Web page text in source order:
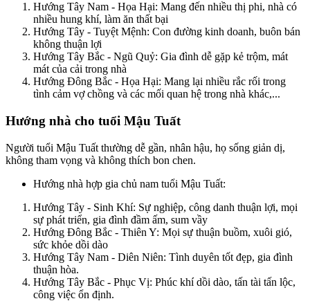
Hướng Tây Nam - Họa Hại: Mang đến nhiều thị phi, nhà có
nhiều hung khí, làm ăn thất bại
Hướng Tây - Tuyệt Mệnh: Con đường kinh doanh, buôn bán
không thuận lợi
Hướng Tây Bắc - Ngũ Quỷ: Gia đình dễ gặp kẻ trộm, mát
mát của cải trong nhà
Hướng Đông Bắc - Họa Hại: Mang lại nhiều rắc rối trong
tình cảm vợ chồng và các mối quan hệ trong nhà khác,...
Hướng nhà cho tuổi Mậu Tuất
Người tuổi Mậu Tuất thường dễ gần, nhân hậu, họ sống giản dị,
không tham vọng và không thích bon chen.
Hướng nhà hợp gia chủ nam tuổi Mậu Tuất:
Hướng Tây - Sinh Khí: Sự nghiệp, công danh thuận lợi, mọi
sự phát triển, gia đình đầm ấm, sum vầy
Hướng Đông Bắc - Thiên Y: Mọi sự thuận buồm, xuôi gió,
sức khỏe dồi dào
Hướng Tây Nam - Diên Niên: Tình duyên tốt đẹp, gia đình
thuận hòa.
Hướng Tây Bắc - Phục Vị: Phúc khí dồi dào, tấn tài tấn lộc,
công việc ổn định.